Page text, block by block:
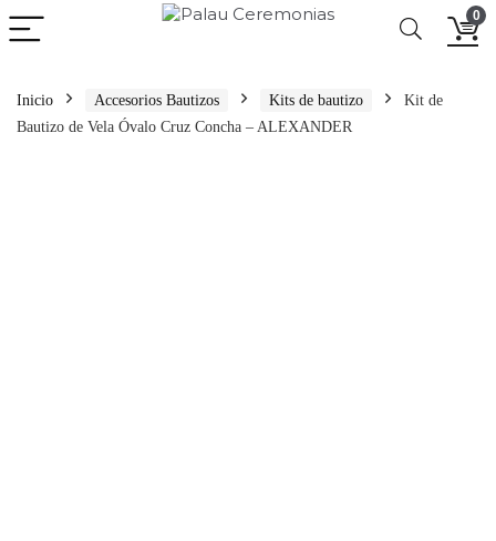
0
Inicio Accesorios Bautizos Kits de bautizo
Kit de
Bautizo de Vela Óvalo Cruz Concha – ALEXANDER